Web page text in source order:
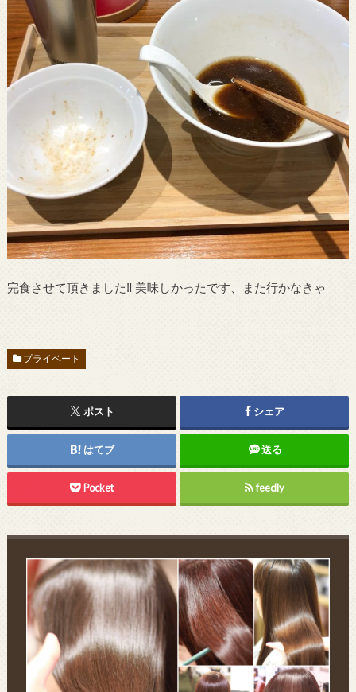
完食させて頂きました‼︎ 美味しかったです、また行かなきゃ
プライベート
ポスト シェア
はてブ 送る
Pocket feedly